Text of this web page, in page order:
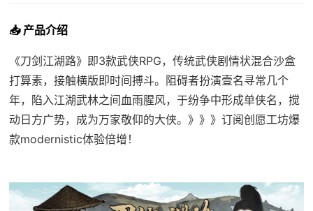
📥 产品介绍
《刀剑江湖路》即3款武侠RPG，传统武侠剧情状混合沙盒
打算素，接触横版即时间搏斗。阻碍者扮演壹名寻常几个
年，陷入江湖武林之间血雨腥风，于纷争中形成单侠名，搅
动日方广势，成为万家敬仰的大侠。》》》订阅创愿工坊爆
款modernistic体验倍增！